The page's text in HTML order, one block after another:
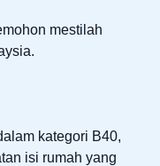
mestilah
kategori B40,
isi rumah yang